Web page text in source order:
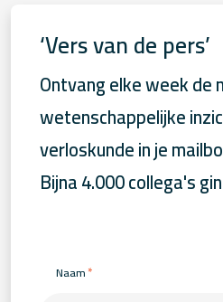
‘Vers van de pers’
Ontvang elke week de
wetenschappelijke
verloskunde in je
Bijna 4.000 collega's
Naam*